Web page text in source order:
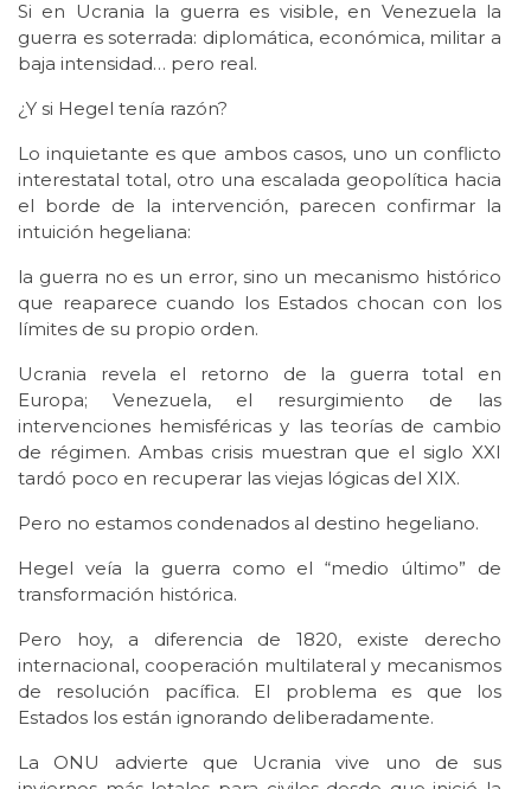
Si en Ucrania la guerra es visible, en Venezuela la
guerra es soterrada: diplomática, económica, militar a
baja intensidad… pero real.
¿Y si Hegel tenía razón?
Lo inquietante es que ambos casos, uno un conflicto
interestatal total, otro una escalada geopolítica hacia
el borde de la intervención, parecen confirmar la
intuición hegeliana:
la guerra no es un error, sino un mecanismo histórico
que reaparece cuando los Estados chocan con los
límites de su propio orden.
Ucrania revela el retorno de la guerra total en
Europa; Venezuela, el resurgimiento de las
intervenciones hemisféricas y las teorías de cambio
de régimen. Ambas crisis muestran que el siglo XXI
tardó poco en recuperar las viejas lógicas del XIX.
Pero no estamos condenados al destino hegeliano.
Hegel veía la guerra como el “medio último” de
transformación histórica.
Pero hoy, a diferencia de 1820, existe derecho
internacional, cooperación multilateral y mecanismos
de resolución pacífica. El problema es que los
Estados los están ignorando deliberadamente.
La ONU advierte que Ucrania vive uno de sus